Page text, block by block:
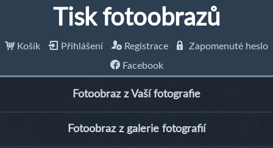
Tisk fotoobrazů
Košík Přihlášení Registrace
Zapomenuté heslo
Facebook
Fotoobraz z Vaší fotografie
Fotoobraz z galerie fotografií